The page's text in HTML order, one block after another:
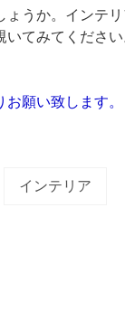
うか。インテ
てみてください
願い致します。
インテリア